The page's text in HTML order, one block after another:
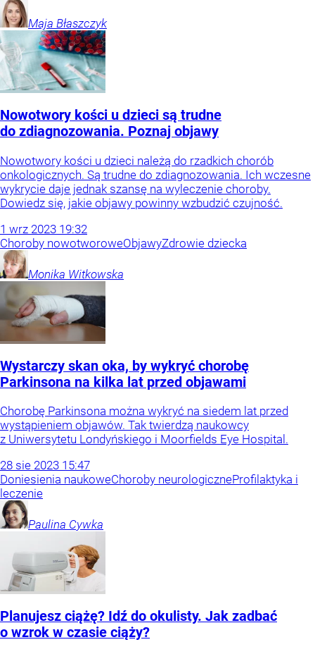
Maja Błaszczyk
Nowotwory kości u dzieci są trudne
do zdiagnozowania. Poznaj objawy
Nowotwory kości u dzieci należą do rzadkich chorób
onkologicznych. Są trudne do zdiagnozowania. Ich wczesne
wykrycie daje jednak szansę na wyleczenie choroby.
Dowiedz się, jakie objawy powinny wzbudzić czujność.
1 wrz 2023 19:32
Choroby nowotworoweObjawyZdrowie dziecka
Monika Witkowska
Wystarczy skan oka, by wykryć chorobę
Parkinsona na kilka lat przed objawami
Chorobę Parkinsona można wykryć na siedem lat przed
wystąpieniem objawów. Tak twierdzą naukowcy
z Uniwersytetu Londyńskiego i Moorfields Eye Hospital.
28 sie 2023 15:47
Doniesienia naukoweChoroby neurologiczneProfilaktyka i
leczenie
Paulina Cywka
Planujesz ciążę? Idź do okulisty. Jak zadbać
o wzrok w czasie ciąży?